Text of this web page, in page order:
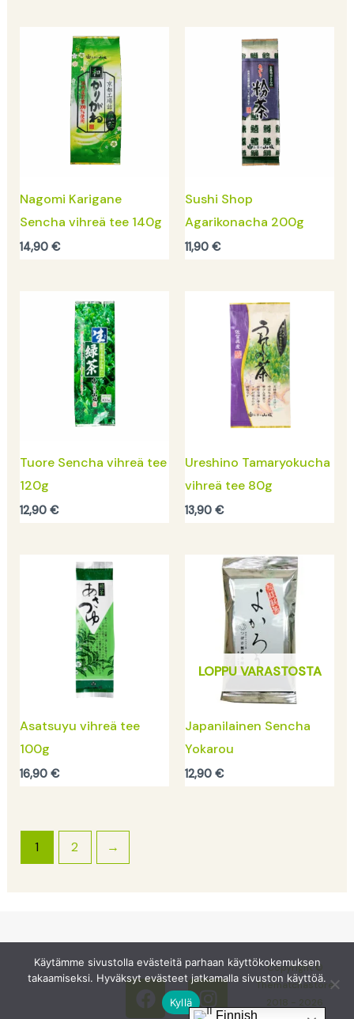
Nagomi Karigane
Sencha vihreä tee 140g
14,90 €
Sushi Shop
Agarikonacha 200g
11,90 €
Tuore Sencha vihreä tee
120g
12,90 €
Ureshino Tamaryokucha
vihreä tee 80g
13,90 €
Asatsuyu vihreä tee
100g
16,90 €
LOPPU VARASTOSTA
Japanilainen Sencha
Yokarou
12,90 €
1 2 →
F
a
c
I
n
s
Copyright ©
Thematchastore
2018 - 2026
Finnish
Käytämme sivustolla evästeitä parhaan käyttökokemuksen
takaamiseksi. Hyväksyt evästeet jatkamalla sivuston käyttöä.
Kyllä